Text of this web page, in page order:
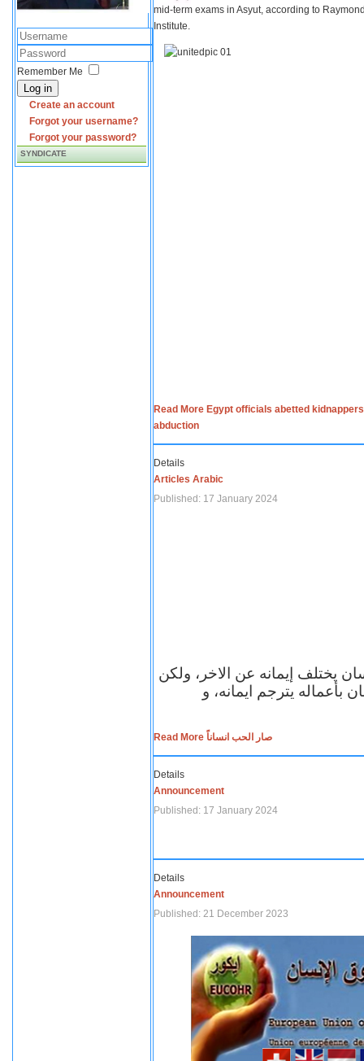
Remember Me
Log in
Create an account
Forgot your username?
Forgot your password?
SYNDICATE
mid-term exams in Asyut, according to
Institute.
Read More Egypt officials abetted
abduction
Details
Articles Arabic
Published: 17 January 2024
يختلف إيمانه عن الاخر، ولكن
بأعماله يترجم ايمانه، و
Read More صار الحب انساناً
Details
Announcement
Published: 17 January 2024
Details
Announcement
Published: 21 December 2023